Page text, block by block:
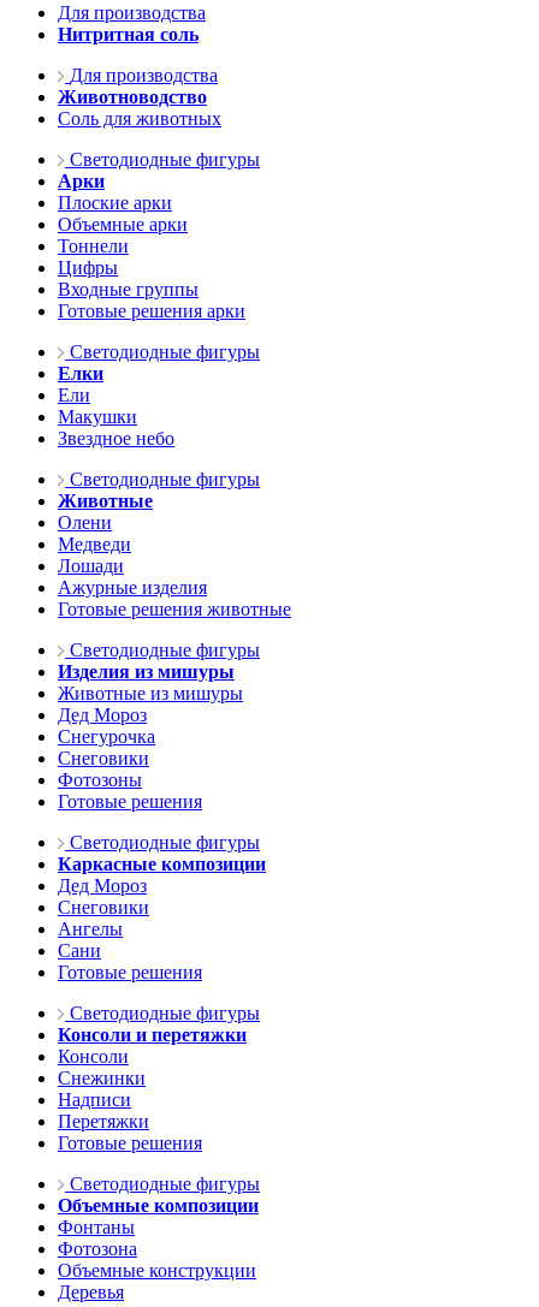
Для производства
Нитритная соль
Для производства
Животноводство
Соль для животных
Светодиодные фигуры
Арки
Плоские арки
Объемные арки
Тоннели
Цифры
Входные группы
Готовые решения арки
Светодиодные фигуры
Елки
Ели
Макушки
Звездное небо
Светодиодные фигуры
Животные
Олени
Медведи
Лошади
Ажурные изделия
Готовые решения животные
Светодиодные фигуры
Изделия из мишуры
Животные из мишуры
Дед Мороз
Снегурочка
Снеговики
Фотозоны
Готовые решения
Светодиодные фигуры
Каркасные композиции
Дед Мороз
Снеговики
Ангелы
Сани
Готовые решения
Светодиодные фигуры
Консоли и перетяжки
Консоли
Снежинки
Надписи
Перетяжки
Готовые решения
Светодиодные фигуры
Объемные композиции
Фонтаны
Фотозона
Объемные конструкции
Деревья